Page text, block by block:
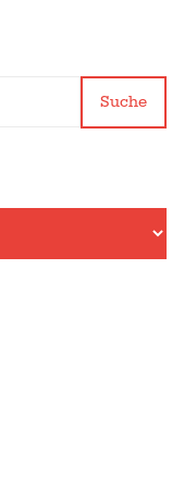
Suche